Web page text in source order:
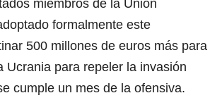
miembros de la Unión
formalmente este
500 millones de euros más para
Ucrania para repeler la invasión
cumple un mes de la ofensiva.